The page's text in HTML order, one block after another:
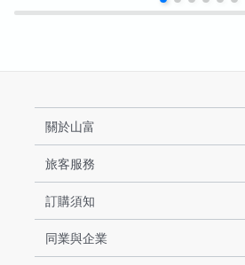
關於山富
旅客服務
訂購須知
同業與企業